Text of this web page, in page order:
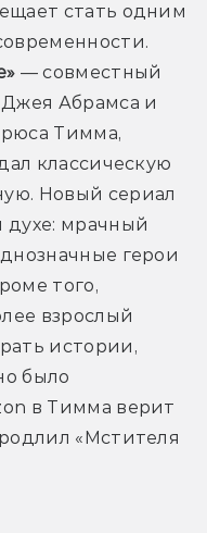
стать одним
— совместный
Абрамса и
Тимма,
классическую
Новый сериал
духе: мрачный
герои
того,
взрослый
истории,
было
в Тимма верит
«Мстителя